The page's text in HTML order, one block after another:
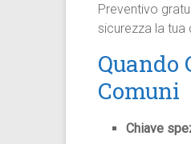
Preventivo
sicurezza la tua
Quando
Comuni
Chiave